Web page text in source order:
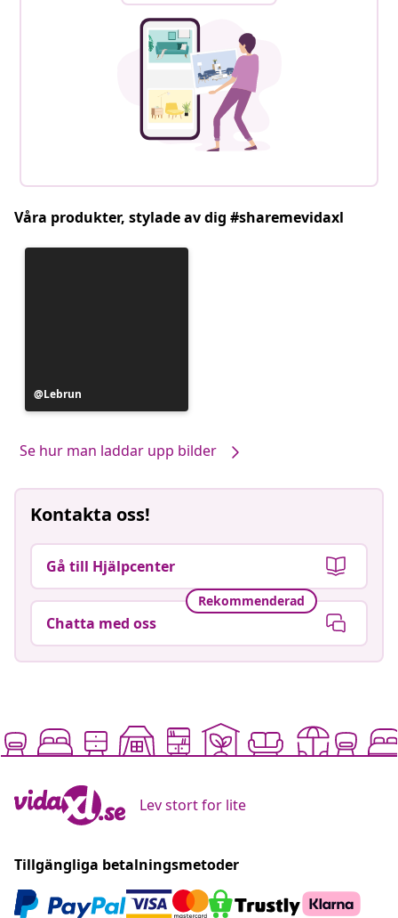
Våra produkter, stylade av dig #sharemevidaxl
Inlägg
publicerat
Lebrun
Se hur man laddar upp bilder
Kontakta oss!
Gå till Hjälpcenter
Rekommenderad
Chatta med oss
Lev stort for lite
Tillgängliga betalningsmetoder